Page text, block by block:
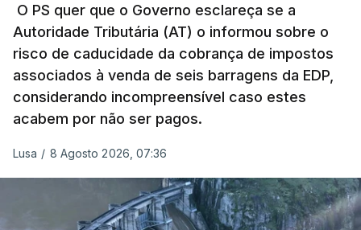
pelo mesmo empreiteiro contratado 17 vezes para
obras na Polícia Judiciária (PJ) até aos últimos dias,
em que até do Governo surgiram ordens para mais
inquéritos e averiguações aos seus mandatos à
frente da polícia criminal, Luís Neves está há
praticamente um mês sem sair do topo das
ARTIGOS RELACIONADOS
O PS quer que o Governo esclareça se a
Autoridade Tributária (AT) o informou sobre o
risco de caducidade da cobrança de impostos
associados à venda de seis barragens da EDP,
considerando incompreensível caso estes
acabem por não ser pagos.
Lusa / 8 Agosto 2026, 07:36